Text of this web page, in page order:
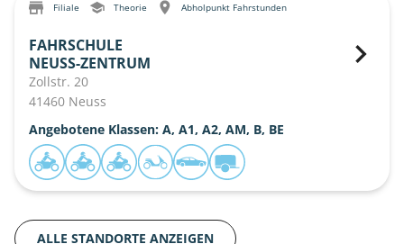
Filiale Theorie Abholpunkt Fahrstunden
FAHRSCHULE
NEUSS-ZENTRUM
Zollstr. 20
41460 Neuss
Angebotene Klassen: A, A1, A2, AM, B, BE
ALLE STANDORTE ANZEIGEN